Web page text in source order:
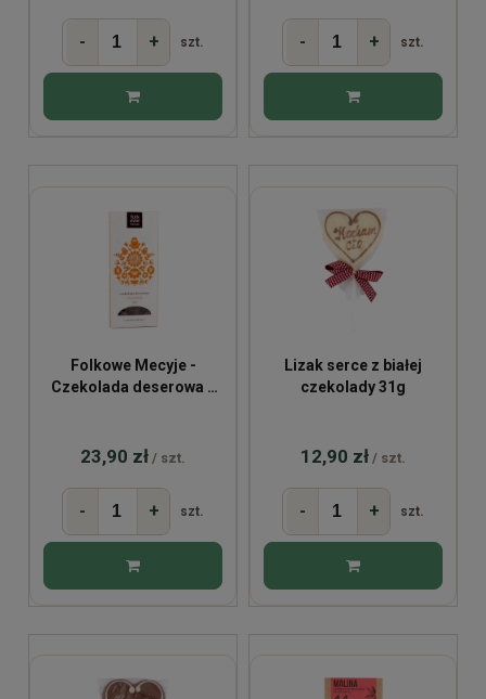
- + szt. - + szt.
Folkowe Mecyje -
Czekolada deserowa z
23,90 zł / szt.
- + szt.
Lizak serce z białej
czekolady 31g
12,90 zł / szt.
- + szt.